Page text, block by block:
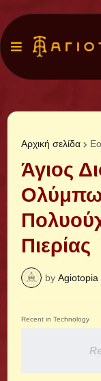
Αρχική σελίδα
Άγιος
Ολύμπω
Πιερίας
by Agiotopia
Recent in Technology